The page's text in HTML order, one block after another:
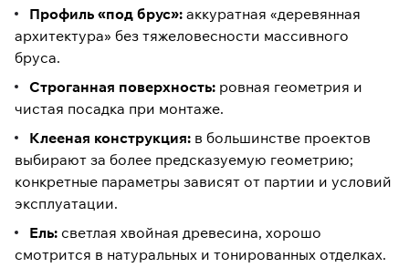
Профиль «под брус»: аккуратная «деревянная
архитектура» без тяжеловесности массивного
бруса.
Строганная поверхность: ровная геометрия и
чистая посадка при монтаже.
Клееная конструкция: в большинстве проектов
выбирают за более предсказуемую геометрию;
конкретные параметры зависят от партии и условий
эксплуатации.
Ель: светлая хвойная древесина, хорошо
смотрится в натуральных и тонированных отделках.